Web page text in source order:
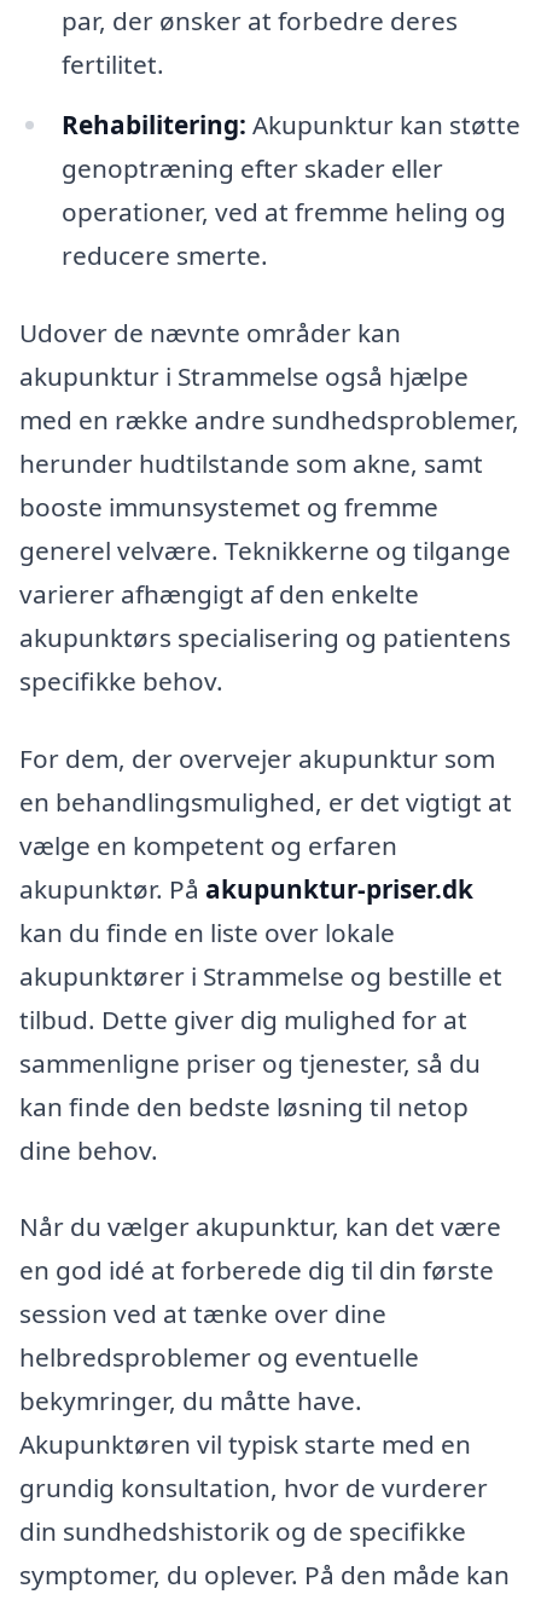
par, der ønsker at forbedre deres
fertilitet.
Rehabilitering: Akupunktur kan støtte
genoptræning efter skader eller
operationer, ved at fremme heling og
reducere smerte.
Udover de nævnte områder kan
akupunktur i Strammelse også hjælpe
med en række andre sundhedsproblemer,
herunder hudtilstande som akne, samt
booste immunsystemet og fremme
generel velvære. Teknikkerne og tilgange
varierer afhængigt af den enkelte
akupunktørs specialisering og patientens
specifikke behov.
For dem, der overvejer akupunktur som
en behandlingsmulighed, er det vigtigt at
vælge en kompetent og erfaren
akupunktør. På akupunktur-priser.dk
kan du finde en liste over lokale
akupunktører i Strammelse og bestille et
tilbud. Dette giver dig mulighed for at
sammenligne priser og tjenester, så du
kan finde den bedste løsning til netop
dine behov.
Når du vælger akupunktur, kan det være
en god idé at forberede dig til din første
session ved at tænke over dine
helbredsproblemer og eventuelle
bekymringer, du måtte have.
Akupunktøren vil typisk starte med en
grundig konsultation, hvor de vurderer
din sundhedshistorik og de specifikke
symptomer, du oplever. På den måde kan